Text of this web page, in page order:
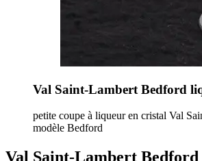
Val Saint-Lambert Bedford
petite coupe à liqueur en cristal Val
modèle Bedford
Val Saint-Lambert